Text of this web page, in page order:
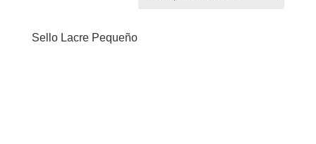
Sello Lacre Pequeño